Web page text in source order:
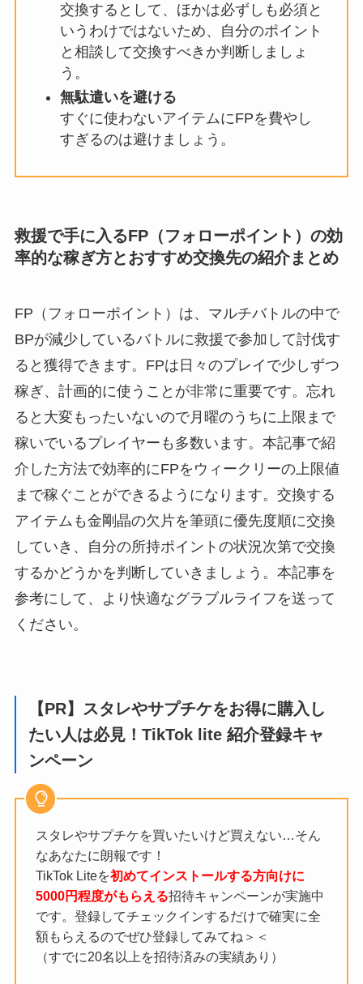
交換するとして、ほかは必ずしも必須と
いうわけではないため、自分のポイント
と相談して交換すべきか判断しましょ
う。
無駄遣いを避ける
すぐに使わないアイテムにFPを費やし
すぎるのは避けましょう。
救援で手に入るFP（フォローポイント）の効
率的な稼ぎ方とおすすめ交換先の紹介まとめ
FP（フォローポイント）は、マルチバトルの中で
BPが減少しているバトルに救援で参加して討伐す
ると獲得できます。FPは日々のプレイで少しずつ
稼ぎ、計画的に使うことが非常に重要です。忘れ
ると大変もったいないので月曜のうちに上限まで
稼いでいるプレイヤーも多数います。本記事で紹
介した方法で効率的にFPをウィークリーの上限値
まで稼ぐことができるようになります。交換する
アイテムも金剛晶の欠片を筆頭に優先度順に交換
していき、自分の所持ポイントの状況次第で交換
するかどうかを判断していきましょう。本記事を
参考にして、より快適なグラブルライフを送って
ください。
【PR】スタレやサプチケをお得に購入し
たい人は必見！TikTok lite 紹介登録キャ
ンペーン
スタレやサプチケを買いたいけど買えない…そん
なあなたに朗報です！
TikTok Liteを初めてインストールする方向けに
5000円程度がもらえる招待キャンペーンが実施中
です。登録してチェックインするだけで確実に全
額もらえるのでぜひ登録してみてね＞＜
（すでに20名以上を招待済みの実績あり）